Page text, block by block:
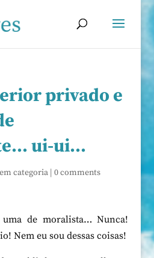
privado e
ui-ui…
categoria| 0 comments
de moralista… Nunca!
Nem eu sou dessas coisas!